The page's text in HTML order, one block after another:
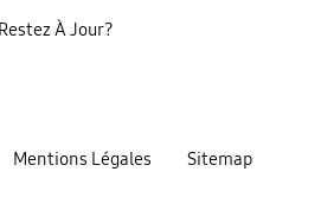
Mentions Légales Sitemap
Restez À Jour?